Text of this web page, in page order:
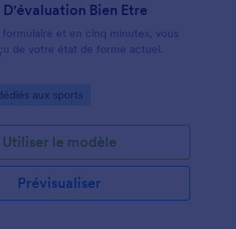
Bien Etre
formulaire et en cinq minutes, vous
de votre état de forme actuel.
aux sports
Utiliser le modèle
Prévisualiser